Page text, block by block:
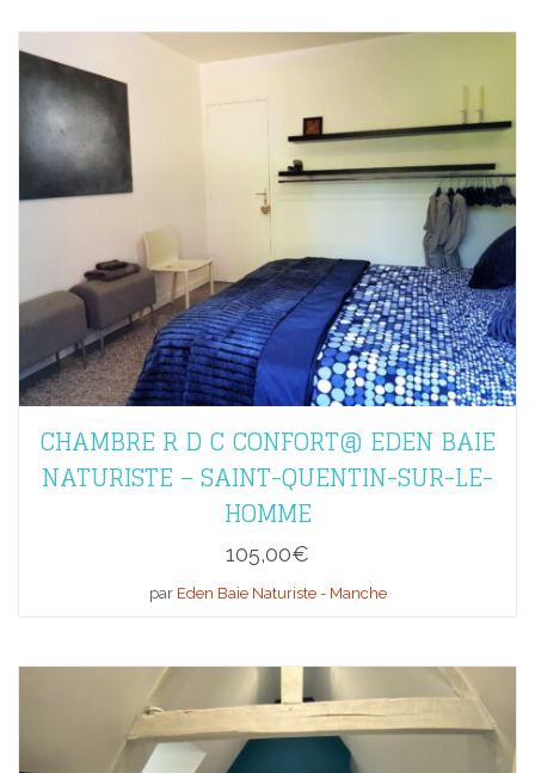
CHAMBRE R D C CONFORT@ EDEN BAIE
NATURISTE – SAINT-QUENTIN-SUR-LE-
HOMME
105,00€
par Eden Baie Naturiste - Manche